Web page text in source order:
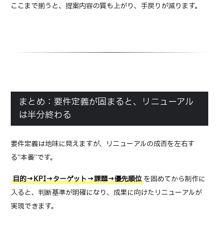
ここまで揃うと、提案内容の質も上がり、手戻りが減ります。
まとめ：要件定義が固まると、リニューアル
は半分終わる
要件定義は地味に見えますが、リニューアルの成否を左右す
る“本番”です。
目的→KPI→ターゲット→課題→優先順位 を固めてから制作に
入ると、判断基準が明確になり、成果に向けたリニューアルが
実現できます。